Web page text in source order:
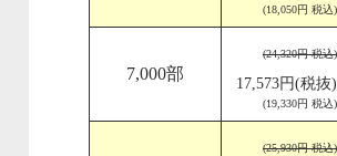
(18,050円 税込)
7,000部
(24,320円 税込)
17,573円(税抜)
(19,330円 税込)
(25,930円 税込)